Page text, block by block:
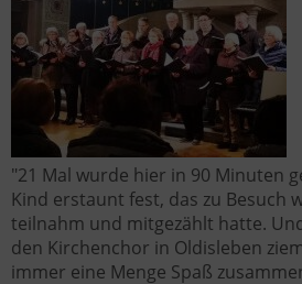
"21 Mal wurde hier in 90 Minuten
Kind erstaunt fest, das zu Besuch
teilnahm und mitgezählt hatte.
den Kirchenchor in Oldisleben
immer eine Menge Spaß